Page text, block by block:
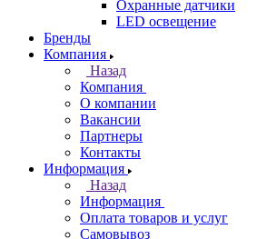
Охранные датчики
LED освещение
Бренды
Компания
Назад
Компания
О компании
Вакансии
Партнеры
Контакты
Информация
Назад
Информация
Оплата товаров и услуг
Самовывоз